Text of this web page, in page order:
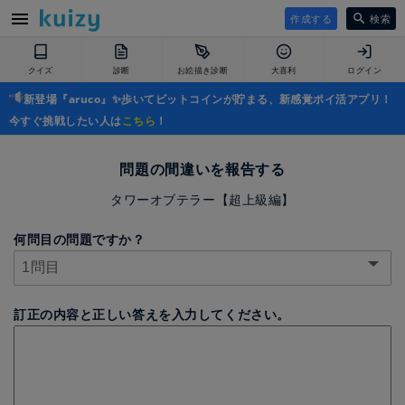
作成する 検索
クイズ 診断 お絵描き診断 大喜利 ログイン
新登場『aruco』✨歩いてビットコインが貯まる、新感覚ポイ活アプリ！
今すぐ挑戦したい人はこちら ！
問題の間違いを報告する
タワーオブテラー【超上級編】
何問目の問題ですか？
訂正の内容と正しい答えを入力してください。